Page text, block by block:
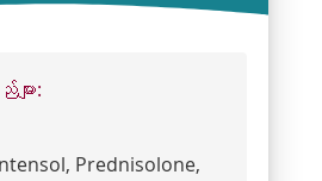
ား:
Prednisolone,